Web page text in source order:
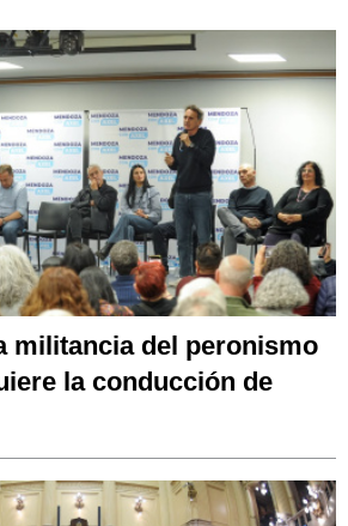
militancia del peronismo
la conducción de